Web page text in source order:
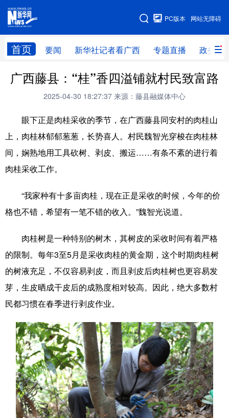
网站无障碍
PC版本
首页 要闻 新华社记者看广西 专题直播 政务信
网站地图
广西频道
新华社记者 专题直播 政务信息
图片新闻 壮美广西
新华网导航
国际 财经 网评 港澳
科技 科普 体育 文化
健康 军事 访谈 视频
图片 中央文件 金融 汽车
食品 人居
溯源中国 城市 旅游 能源
会展 彩票 娱乐 时尚
悦读 公益 书画 一带一路
亚太网 上市公司 文化产业
广西藤县：“桂”香四溢铺就村民致富路
2025-04-30 18:27:37 来源：藤县融媒体中心
眼下正是肉桂采收的季节，在广西藤县同安村的肉桂山
上，肉桂林郁郁葱葱，长势喜人。村民魏智光穿梭在肉桂林
间，娴熟地用工具砍树、剥皮、搬运……有条不紊的进行着
肉桂采收工作。
“我家种有十多亩肉桂，现在正是采收的时候，今年的价
格也不错，希望有一笔不错的收入。”魏智光说道。
肉桂树是一种特别的树木，其树皮的采收时间有着严格
的限制。每年3至5月是采收肉桂的黄金期，这个时期肉桂树
的树液充足，不仅容易剥皮，而且剥皮后肉桂树也更容易发
芽，生皮晒成干皮后的成熟度相对较高。因此，绝大多数村
民都习惯在春季进行剥皮作业。